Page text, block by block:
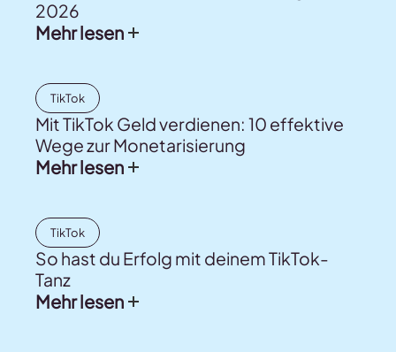
2026
Mehr lesen
TikTok
Mit TikTok Geld verdienen: 10 effektive
Wege zur Monetarisierung
Mehr lesen
TikTok
So hast du Erfolg mit deinem TikTok-
Tanz
Mehr lesen